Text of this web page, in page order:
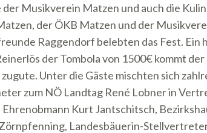
Musikverein Matzen und auch die
der ÖKB Matzen und der
Raggendorf belebten das Fest. Ein
der Tombola von 1500€ kommt
Unter die Gäste mischten sich
zum NÖ Landtag René Lobner in
Kurt Jantschitsch,
Landesbäuerin-